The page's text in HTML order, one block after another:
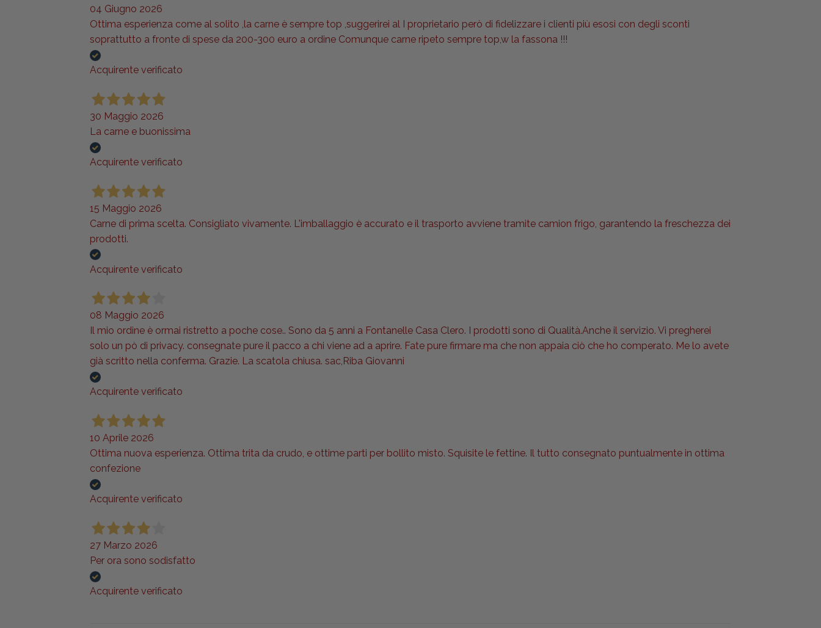
04 Giugno 2026
Ottima esperienza come al solito ,la carne è sempre top ,suggerirei al I proprietario però di fidelizzare i clienti più esosi con degli sconti
soprattutto a fronte di spese da 200-300 euro a ordine Comunque carne ripeto sempre top,w la fassona !!!
Acquirente verificato
30 Maggio 2026
La carne e buonissima
Acquirente verificato
15 Maggio 2026
Carne di prima scelta. Consigliato vivamente. L'imballaggio è accurato e il trasporto avviene tramite camion frigo, garantendo la freschezza dei
prodotti.
Acquirente verificato
08 Maggio 2026
Il mio ordine è ormai ristretto a poche cose.. Sono da 5 anni a Fontanelle Casa Clero. I prodotti sono di Qualità.Anche il servizio. Vi pregherei
solo un pò di privacy. consegnate pure il pacco a chi viene ad a aprire. Fate pure firmare ma che non appaia ciò che ho comperato. Me lo avete
già scritto nella conferma. Grazie. La scatola chiusa. sac,Riba Giovanni
Acquirente verificato
10 Aprile 2026
Ottima nuova esperienza. Ottima trita da crudo, e ottime parti per bollito misto. Squisite le fettine. Il tutto consegnato puntualmente in ottima
confezione
Acquirente verificato
27 Marzo 2026
Per ora sono sodisfatto
Acquirente verificato